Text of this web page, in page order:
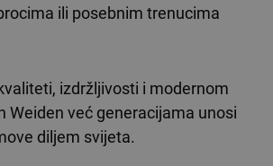
ili posebnim trenucima
izdržljivosti i modernom
Weiden već generacijama unosi
diljem svijeta.